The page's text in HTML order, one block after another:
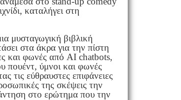
καταλήγει στη
μυσταγωγική βιβλική
στα άκρα για την πίστη
και φωνές από AI chatbots,
πουέντ, ύμνοι και φωνές
τις εύθραυστες επιφάνειες
της σκέψεις την
στο ερώτημα που την